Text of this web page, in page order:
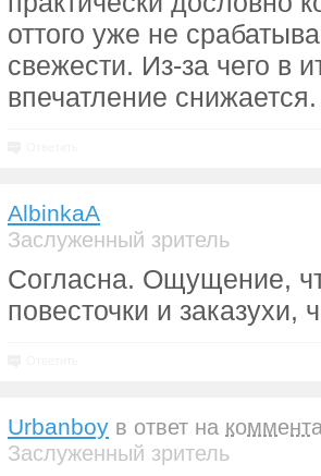
оттого уже не
свежести. Из-за чего в
впечатление снижается.
AlbinkaA
Заслуженный зритель
Согласна. Ощущение,
повесточки и заказухи,
Urbanboy в ответ на
Заслуженный зритель